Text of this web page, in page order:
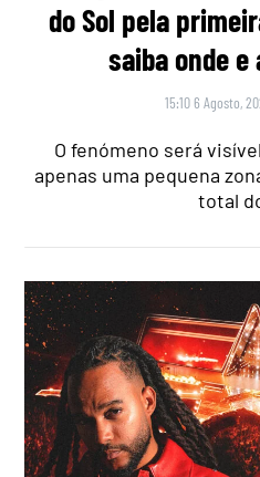
do Sol pela
saiba onde e
15:10 6 Agosto,
O fenómeno será
apenas uma pequena
total